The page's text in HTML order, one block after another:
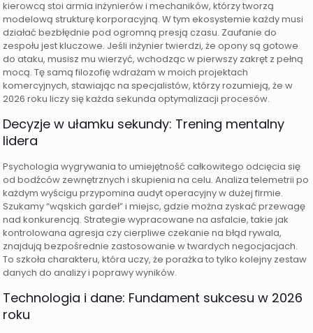
kierowcą stoi armia inżynierów i mechaników, którzy tworzą
modelową strukturę korporacyjną. W tym ekosystemie każdy musi
działać bezbłędnie pod ogromną presją czasu. Zaufanie do
zespołu jest kluczowe. Jeśli inżynier twierdzi, że opony są gotowe
do ataku, musisz mu wierzyć, wchodząc w pierwszy zakręt z pełną
mocą. Tę samą filozofię wdrażam w moich projektach
komercyjnych, stawiając na specjalistów, którzy rozumieją, że w
2026 roku liczy się każda sekunda optymalizacji procesów.
Decyzje w ułamku sekundy: Trening mentalny
lidera
Psychologia wygrywania to umiejętność całkowitego odcięcia się
od bodźców zewnętrznych i skupienia na celu. Analiza telemetrii po
każdym wyścigu przypomina audyt operacyjny w dużej firmie.
Szukamy “wąskich gardeł” i miejsc, gdzie można zyskać przewagę
nad konkurencją. Strategie wypracowane na asfalcie, takie jak
kontrolowana agresja czy cierpliwe czekanie na błąd rywala,
znajdują bezpośrednie zastosowanie w twardych negocjacjach.
To szkoła charakteru, która uczy, że porażka to tylko kolejny zestaw
danych do analizy i poprawy wyników.
Technologia i dane: Fundament sukcesu w 2026
roku